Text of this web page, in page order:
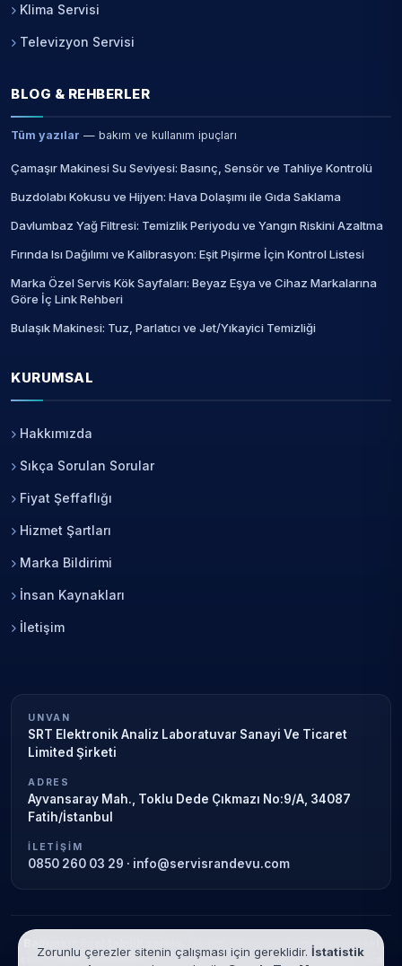
Klima Servisi
Televizyon Servisi
BLOG & REHBERLER
Tüm yazılar — bakım ve kullanım ipuçları
Çamaşır Makinesi Su Seviyesi: Basınç, Sensör ve Tahliye Kontrolü
Buzdolabı Kokusu ve Hijyen: Hava Dolaşımı ile Gıda Saklama
Davlumbaz Yağ Filtresi: Temizlik Periyodu ve Yangın Riskini Azaltma
Fırında Isı Dağılımı ve Kalibrasyon: Eşit Pişirme İçin Kontrol Listesi
Marka Özel Servis Kök Sayfaları: Beyaz Eşya ve Cihaz Markalarına
Göre İç Link Rehberi
Bulaşık Makinesi: Tuz, Parlatıcı ve Jet/Yıkayici Temizliği
KURUMSAL
Hakkımızda
Sıkça Sorulan Sorular
Fiyat Şeffaflığı
Hizmet Şartları
Marka Bildirimi
İnsan Kaynakları
İletişim
UNVAN
SRT Elektronik Analiz Laboratuvar Sanayi Ve Ticaret
Limited Şirketi
ADRES
Ayvansaray Mah., Toklu Dede Çıkmazı No:9/A, 34087
Fatih/İstanbul
İLETIŞIM
0850 260 03 29 · info@servisrandevu.com
Garanti süresi sona ermiş veya özel
servis kapsamındaki cihazlar için hizmet verilir. Marka adları yalnızca
Zorunlu çerezler sitenin çalışması için gereklidir. İstatistik